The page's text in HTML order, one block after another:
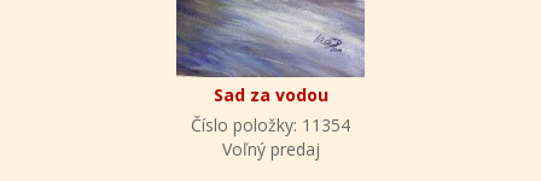
Sad za vodou
Číslo položky: 11354
Voľný predaj